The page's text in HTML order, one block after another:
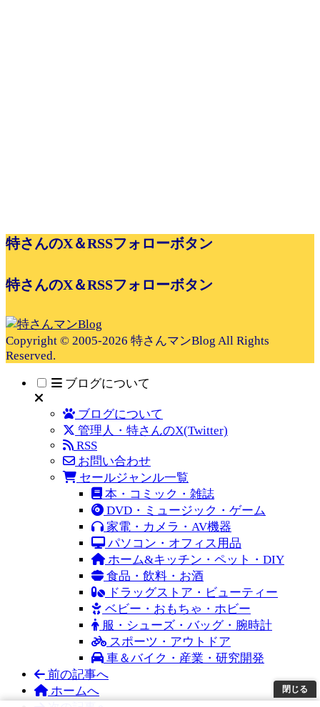
特さんのX＆RSSフォローボタン
閉じる
特さんのX＆RSSフォローボタン
Copyright © 2005-2026 特さんマンBlog All Rights
Reserved.
ブログについて
ブログについて
管理人・特さんのX(Twitter)
RSS
お問い合わせ
セールジャンル一覧
本・コミック・雑誌
DVD・ミュージック・ゲーム
家電・カメラ・AV機器
パソコン・オフィス用品
ホーム&キッチン・ペット・DIY
食品・飲料・お酒
ドラッグストア・ビューティー
ベビー・おもちゃ・ホビー
服・シューズ・バッグ・腕時計
スポーツ・アウトドア
車＆バイク・産業・研究開発
前の記事へ
ホームへ